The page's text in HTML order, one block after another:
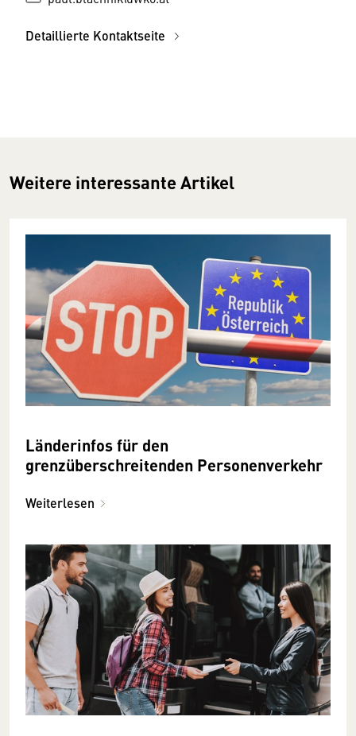
Detaillierte Kontaktseite
Weitere interessante Artikel
Länderinfos für den
grenzüberschreitenden Personenverkehr
Weiterlesen